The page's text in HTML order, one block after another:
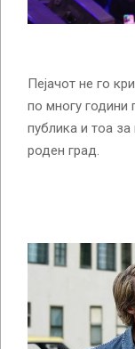
Пејачот не го
по многу години
публика и тоа за
роден град.